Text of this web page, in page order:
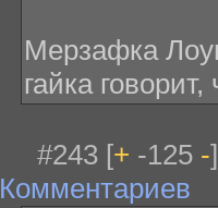
Мерзафка
гайка
#243 [+ -125 -
Комментариев